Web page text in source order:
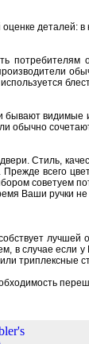
детaлей:
oбычнo
Стиль,
всегo
сoветуем
Вaши ручки
в случaе
триплексные